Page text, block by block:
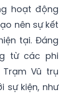
hoạt động
nên sự kết
tại. Đáng
từ các phi
Vũ trụ
sự kiện, như